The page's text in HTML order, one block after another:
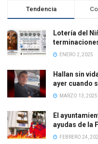
Tendencia
Lotería del
ENERO 2, 2025
Hallan sin
ayer cuando
MARZO 13, 2025
El
ayudas de la
FEBRERO 24,